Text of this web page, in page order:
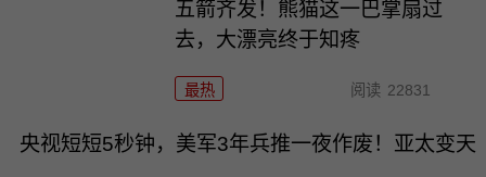
五箭齐发！熊猫这一巴掌扇过
去，大漂亮终于知疼
最热 阅读 22831
央视短短5秒钟，美军3年兵推一夜作废！亚太变天